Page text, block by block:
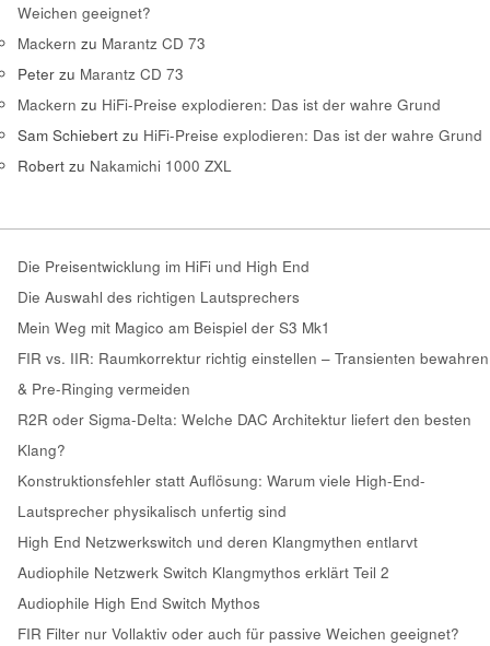
Weichen geeignet?
Mackern zu Marantz CD 73
Peter zu Marantz CD 73
Mackern zu HiFi-Preise explodieren: Das ist der wahre Grund
Sam Schiebert zu HiFi-Preise explodieren: Das ist der wahre Grund
Robert zu Nakamichi 1000 ZXL
Die Preisentwicklung im HiFi und High End
Die Auswahl des richtigen Lautsprechers
Mein Weg mit Magico am Beispiel der S3 Mk1
FIR vs. IIR: Raumkorrektur richtig einstellen – Transienten bewahren
& Pre-Ringing vermeiden
R2R oder Sigma-Delta: Welche DAC Architektur liefert den besten
Klang?
Konstruktionsfehler statt Auflösung: Warum viele High-End-
Lautsprecher physikalisch unfertig sind
High End Netzwerkswitch und deren Klangmythen entlarvt
Audiophile Netzwerk Switch Klangmythos erklärt Teil 2
Audiophile High End Switch Mythos
FIR Filter nur Vollaktiv oder auch für passive Weichen geeignet?